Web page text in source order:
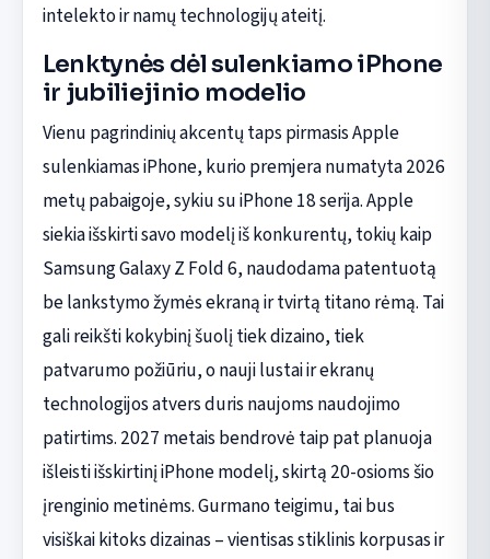
intelekto ir namų technologijų ateitį.
Lenktynės dėl sulenkiamo iPhone
ir jubiliejinio modelio
Vienu pagrindinių akcentų taps pirmasis Apple
sulenkiamas iPhone, kurio premjera numatyta 2026
metų pabaigoje, sykiu su iPhone 18 serija. Apple
siekia išskirti savo modelį iš konkurentų, tokių kaip
Samsung Galaxy Z Fold 6, naudodama patentuotą
be lankstymo žymės ekraną ir tvirtą titano rėmą. Tai
gali reikšti kokybinį šuolį tiek dizaino, tiek
patvarumo požiūriu, o nauji lustai ir ekranų
technologijos atvers duris naujoms naudojimo
patirtims. 2027 metais bendrovė taip pat planuoja
išleisti išskirtinį iPhone modelį, skirtą 20-osioms šio
įrenginio metinėms. Gurmano teigimu, tai bus
visiškai kitoks dizainas – vientisas stiklinis korpusas ir